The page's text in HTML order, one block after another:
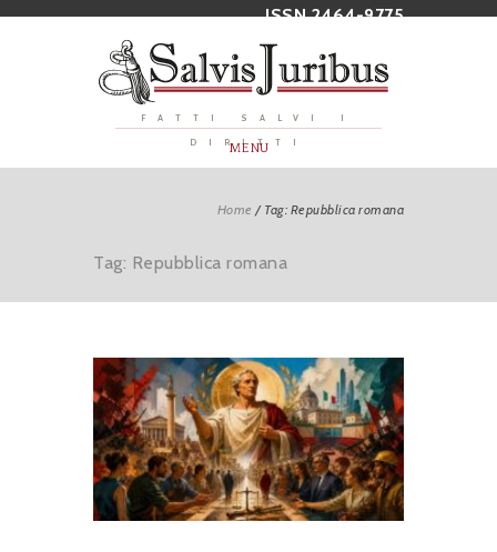
ISSN 2464-9775
FATTI SALVI I
DIRITTI
MENU
Home / Tag: Repubblica romana
Tag: Repubblica romana